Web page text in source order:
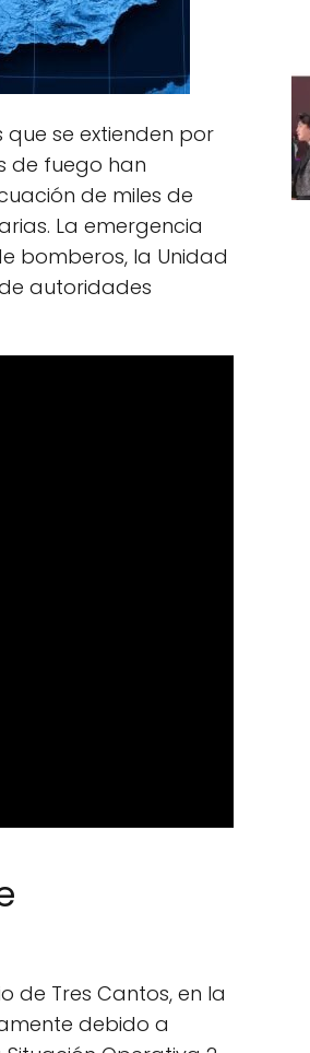
se extienden por
de fuego han
de miles de
La emergencia
bomberos, la Unidad
autoridades
de Tres Cantos, en la
debido a